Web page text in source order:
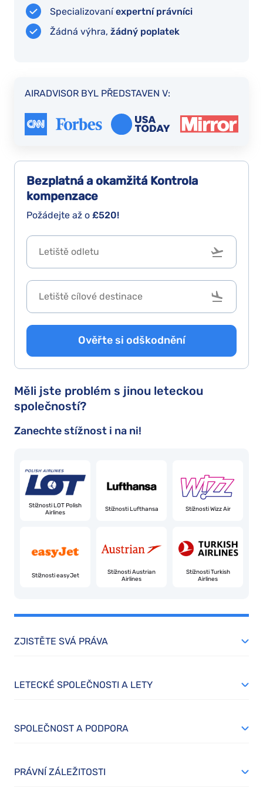
Specializovaníexpertní právníci
Žádná výhra, žádný poplatek
AIRADVISOR BYL PŘEDSTAVEN V:
Bezplatná a okamžitá Kontrola
kompenzace
Požádejte až o £520!
Ověřte si odškodnění
Měli jste problém s jinou leteckou
společností?
Zanechte stížnost i na ni!
Stížnosti LOT Polish
Airlines
Stížnosti Lufthansa Stížnosti Wizz Air
Stížnosti easyJet
Stížnosti Austrian
Airlines
Stížnosti Turkish
Airlines
ZJISTĚTE SVÁ PRÁVA
LETECKÉ SPOLEČNOSTI A LETY
SPOLEČNOST A PODPORA
PRÁVNÍ ZÁLEŽITOSTI